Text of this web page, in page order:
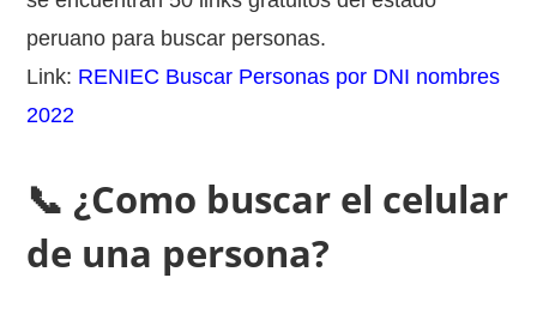
peruano para buscar personas.
Link: RENIEC Buscar Personas por DNI nombres
2022
📞 ¿Como buscar el celular
de una persona?